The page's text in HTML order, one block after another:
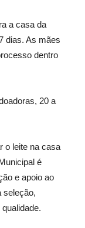
a casa da
dias. As mães
dentro
20 a
o leite na casa
é
e apoio ao
seleção,